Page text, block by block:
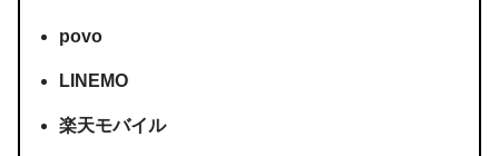
povo
LINEMO
楽天モバイル